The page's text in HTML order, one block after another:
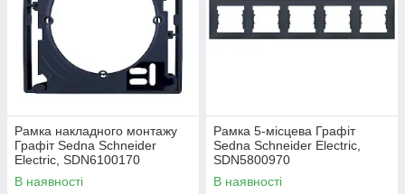
Рамка накладного монтажу
Графіт Sedna Schneider
Electric, SDN6100170
В наявності
Рамка 5-місцева Графіт
Sedna Schneider Electric,
SDN5800970
В наявності